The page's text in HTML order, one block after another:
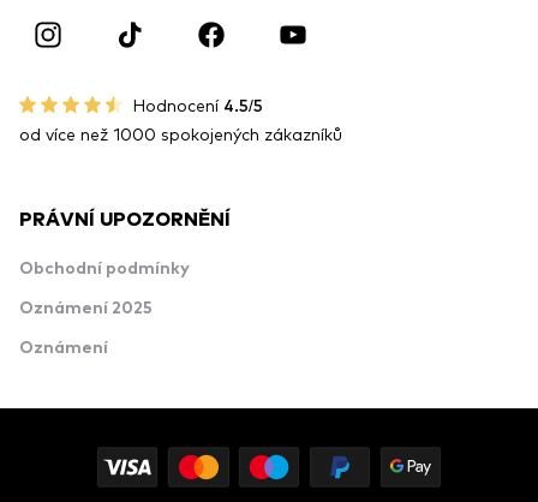
Hodnocení 4.5/5
od více než 1000 spokojených zákazníků
PRÁVNÍ UPOZORNĚNÍ
Obchodní podmínky
Oznámení 2025
Oznámení